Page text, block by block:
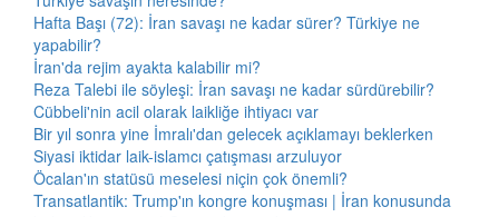
Hafta Başı (72): İran savaşı ne kadar sürer? Türkiye ne
yapabilir?
İran'da rejim ayakta kalabilir mi?
Reza Talebi ile söyleşi: İran savaşı ne kadar sürdürebilir?
Cübbeli'nin acil olarak laikliğe ihtiyacı var
Bir yıl sonra yine İmralı'dan gelecek açıklamayı beklerken
Siyasi iktidar laik-islamcı çatışması arzuluyor
Öcalan'ın statüsü meselesi niçin çok önemli?
Transatlantik: Trump'ın kongre konuşması | İran konusunda